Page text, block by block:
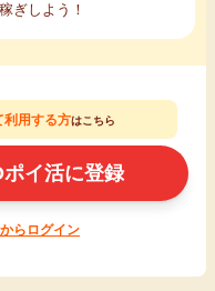
ぎしよう！
利用する方はこちら
イ活に登録
らログイン